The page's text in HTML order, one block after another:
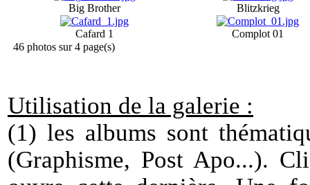
Big Brother Blitzkrieg
Cafard 1
Complot 01
46 photos sur 4 page(s)
Utilisation de la galerie :
(1) les albums sont
(Graphisme, Post Apo...).